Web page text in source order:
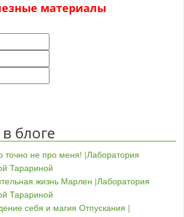
материалы
блоге
точно не про меня! |Лаборатория
Тарариной
жизнь Марлен |Лаборатория
Тарариной
себя и магия Отпускания |